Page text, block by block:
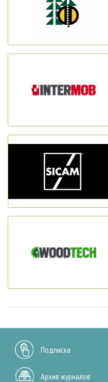
Подписка
Архив журналов